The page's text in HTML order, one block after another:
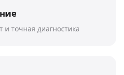
точная диагностика